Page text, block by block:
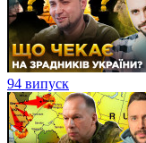
94 випуск